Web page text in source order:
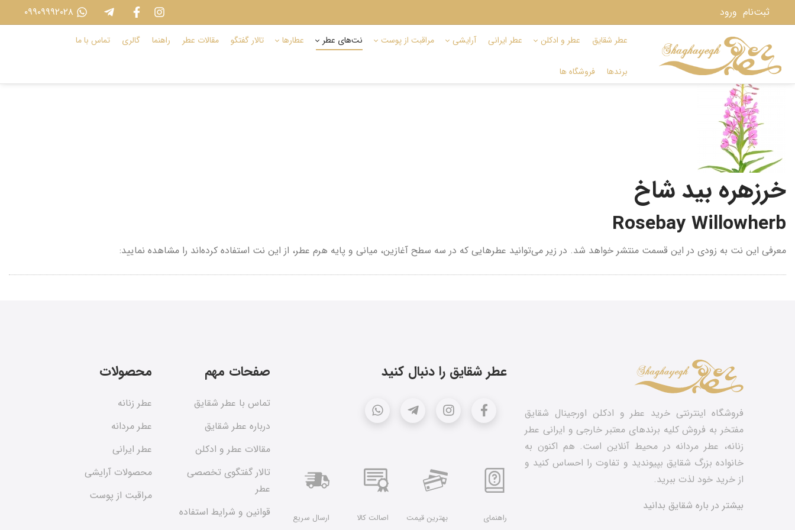
ثبت‌نام ورود
عطر شقایق عطر و ادکلن عطر ایرانی آرایشی مراقبت از پوست نت‌های عطر عطارها تالار گفتگو مقالات عطر راهنما گالری تماس با ما
برندها فروشگاه ها
خرزهره بید شاخ
Rosebay Willowherb
معرفی این نت به زودی در این قسمت منتشر خواهد شد. در زیر می‌توانید عطرهایی که در سه سطح آغازین، میانی و پایه هرم عطر، از این نت استفاده کرده‌اند را مشاهده نمایید:
فروشگاه اینترنتی خرید عطر و ادکلن اورجینال شقایق
مفتخر به فروش کلیه برندهای معتبر خارجی و ایرانی عطر
زنانه، عطر مردانه در محیط آنلاین است. هم‌ اکنون به
خانواده بزرگ شقایق بپیوندید و تفاوت را احساس کنید و
از خرید خود لذت ببرید.
بیشتر در باره شقایق بدانید
عطر شقایق را دنبال کنید
راهنمای
بهترین قیمت اصالت کالا ارسال سریع
صفحات مهم
تماس با عطر شقایق
درباره عطر شقایق
مقالات عطر و ادکلن
تالار گفتگوی تخصصی
عطر
قوانین و شرایط استفاده
محصولات
عطر زنانه
عطر مردانه
عطر ایرانی
محصولات آرایشی
مراقبت از پوست